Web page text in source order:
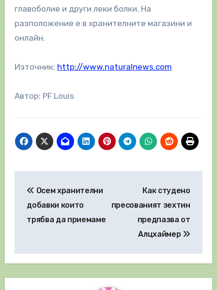
главоболие и други леки болки. На
разположение е в хранителните магазини и
онлайн.
Източник: http://www.naturalnews.com
Автор: PF Louis
Осем хранителни
добавки които
трябва да приемаме
Как студено
пресованият зехтин
предпазва от
Алцхаймер